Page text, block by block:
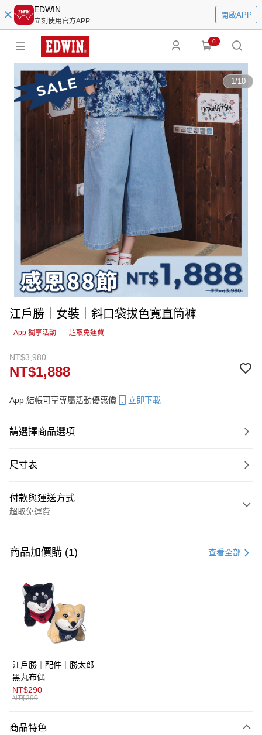
EDWIN
立刻使用官方APP
開啟APP
0
1/10
江戶勝｜女裝｜斜口袋拔色寬直筒褲
App 獨享活動 超取免運費
NT$3,980
NT$1,888
App 結帳可享專屬活動優惠價 立即下載
請選擇商品選項
尺寸表
付款與運送方式
超取免運費
信用卡一次付款
LINE Pay
AFTEE先享後付
【關於「AFTEE先享後付」】
便利好安心！
１．簡單：不需註冊會員、不需綁卡、不需儲值。
２．便利：只要手機號碼，簡訊認證，即可結帳。
３．安心：先確認商品／服務後，再付款。
１．於結帳方式選擇「AFTEE先享後付」後，將跳轉至「AFTEE先享後付」
運送方式
全家取貨付款
商品加價購 (1) 查看全部
江戶勝｜配件｜勝太郎
黑丸布偶
NT$290
NT$390
商品特色